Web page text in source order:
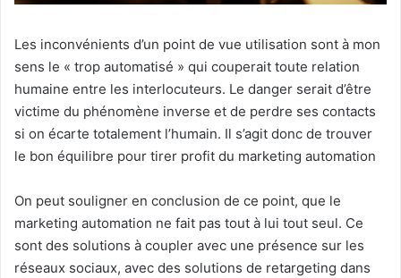
Les inconvénients d’un point de vue utilisation sont à mon
sens le « trop automatisé » qui couperait toute relation
humaine entre les interlocuteurs. Le danger serait d’être
victime du phénomène inverse et de perdre ses contacts
si on écarte totalement l’humain. Il s’agit donc de trouver
le bon équilibre pour tirer profit du marketing automation
On peut souligner en conclusion de ce point, que le
marketing automation ne fait pas tout à lui tout seul. Ce
sont des solutions à coupler avec une présence sur les
réseaux sociaux, avec des solutions de retargeting dans